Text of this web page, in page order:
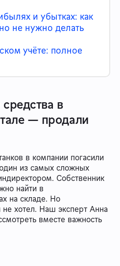
и убытках: как
не нужно делать
учёте: полное
в
— продали
в компании погасили
из самых сложных
Собственник
найти в
на складе. Но
не хотел. Наш эксперт Анна
вместе важность